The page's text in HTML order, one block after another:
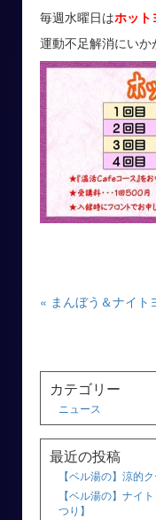
毎週水曜日はホット
運動不足解消にいか
« まんぼう＆ナイト
カテゴリー
ニュース
最近の投稿
【ベル湯の】涼的
【ベル湯の】ナイ
つり】